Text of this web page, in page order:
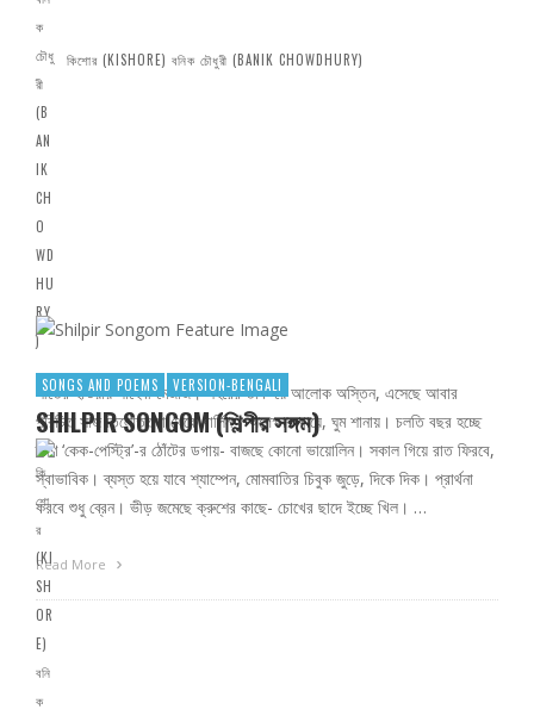
কিশোর (KISHORE) বনিক চৌধুরী (BANIK CHOWDHURY)
শীতের হাওয়ায় সাহেবী মেজাজ। শহরের তাক-য়ে আলোক অস্তিন, এসেছে আবার
পরিচিত সাজ তিলোত্তমা থেকে বার্লিন। অপেক্ষার গায়ে, ঘুম শানায়। চলতি বছর হচ্ছে
ক্ষীণ ‘কেক-পেস্ট্রি’-র ঠোঁটের ডগায়- বাজছে কোনো ভায়োলিন। সকাল গিয়ে রাত ফিরবে,
স্বাভাবিক। ব্যস্ত হয়ে যাবে শ্যাম্পেন, মোমবাতির চিবুক জুড়ে, দিকে দিক। প্রার্থনা
করবে শুধু ব্রেন। ভীড় জমেছে ক্রুশের কাছে- চোখের ছাদে ইচ্ছে খিল। …
Read More
SONGS AND POEMS VERSION-BENGALI
SHILPIR SONGOM (শিল্পীর সঙ্গম)